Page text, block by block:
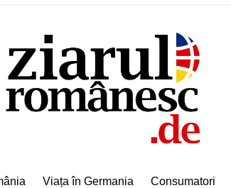
Viața în Germania Consumatori